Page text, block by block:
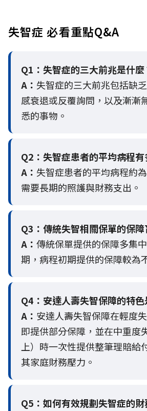
失智症 必看重點Q&A
Q1：失智症的三大前兆是什麼
A： 失智症的三大前兆包括缺
感衰退或反覆詢問，以及漸漸
悉的事物。
Q2： 失智症患者的平均病程有
A： 失智症患者的平均病程約
需要長期的照護與財務支出。
Q3： 傳統失智相關保單的保障
A： 傳統保單提供的保障多集
期，病程初期提供的保障較為
Q4： 安達人壽失智保障的特色
A： 安達人壽失智保障在輕度
即提供部分保障，並在中重度
上）時一次性提供整筆理賠給
其家庭財務壓力。
Q5： 如何有效規劃失智症的財